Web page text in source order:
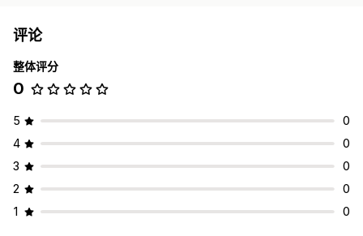
评论
整体评分
0
5
0
4
0
3
0
2
0
1
0